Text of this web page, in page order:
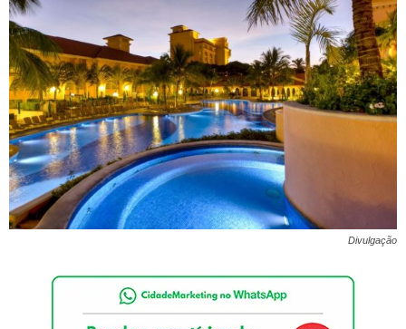
Divulgação